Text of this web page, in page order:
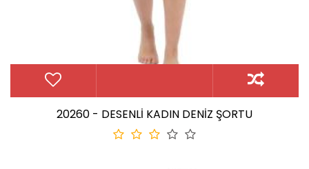
20260 - DESENLİ KADIN DENİZ ŞORTU